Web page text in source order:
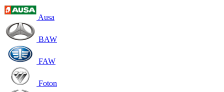
Ausa
BAW
FAW
Foton